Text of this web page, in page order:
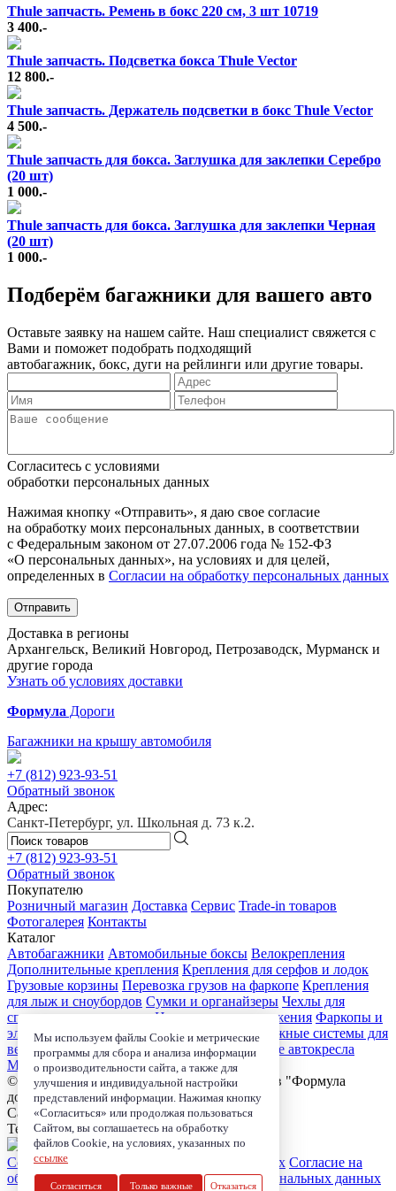
Thule запчасть. Ремень в бокс 220 см, 3 шт 10719
3 400.-
Thule запчасть. Подсветка бокса Thule Vector
12 800.-
Thule запчасть. Держатель подсветки в бокс Thule Vector
4 500.-
Thule запчасть для бокса. Заглушка для заклепки Серебро
(20 шт)
1 000.-
Thule запчасть для бокса. Заглушка для заклепки Черная
(20 шт)
1 000.-
Подберём багажники для вашего авто
Оставьте заявку на нашем сайте. Наш специалист свяжется с
Вами и поможет подобрать подходящий
автобагажник, бокс, дуги на рейлинги или другие товары.
Согласитесь с условиями
обработки персональных данных
Нажимая кнопку «Отправить», я даю свое согласие
на обработку моих персональных данных, в соответствии
с Федеральным законом от 27.07.2006 года № 152-ФЗ
«О персональных данных», на условиях и для целей,
определенных в Согласии на обработку персональных данных
Отправить
Доставка в регионы
Архангельск, Великий Новгород, Петрозаводск, Мурманск и
другие города
Узнать об условиях доставки
Формула Дороги
Багажники на крышу автомобиля
+7 (812) 923-93-51
Обратный звонок
Адрес:
Санкт-Петербург, ул. Школьная д. 73 к.2.
+7 (812) 923-93-51
Обратный звонок
Покупателю
Розничный магазин Доставка Сервис Trade-in товаров
Фотогалерея Контакты
Каталог
Автобагажники Автомобильные боксы Велокрепления
Дополнительные крепления Крепления для серфов и лодок
Грузовые корзины Перевозка грузов на фаркопе Крепления
для лыж и сноубордов Сумки и органайзеры Чехлы для
спортивного инвентаря
Цепи противоскольжения Фаркопы и
электрика Детские коляски Велокресла Багажные системы для
велосипедов Чехлы для электроники Детские автокресла
Маркизы и навесы
© 2006-2026, Магазин-салон автобагажников "Формула
дороги"
Санкт-Петербург, ул. Школьная д. 73 к.2.
Телефон:+7 (812) 923-93-51
Согласие на обработку персональных данных Согласие на
обработку coockie Политика в области персональных данных
Мы используем файлы Cookie и метрические
программы для сбора и анализа информации
о производительности сайта, а также для
улучшения и индивидуальной настройки
представлений информации. Нажимая кнопку
«Согласиться» или продолжая пользоваться
Сайтом, вы соглашаетесь на обработку
файлов Cookie, на условиях, указанных по
ссылке
Согласиться Только важные Отказаться